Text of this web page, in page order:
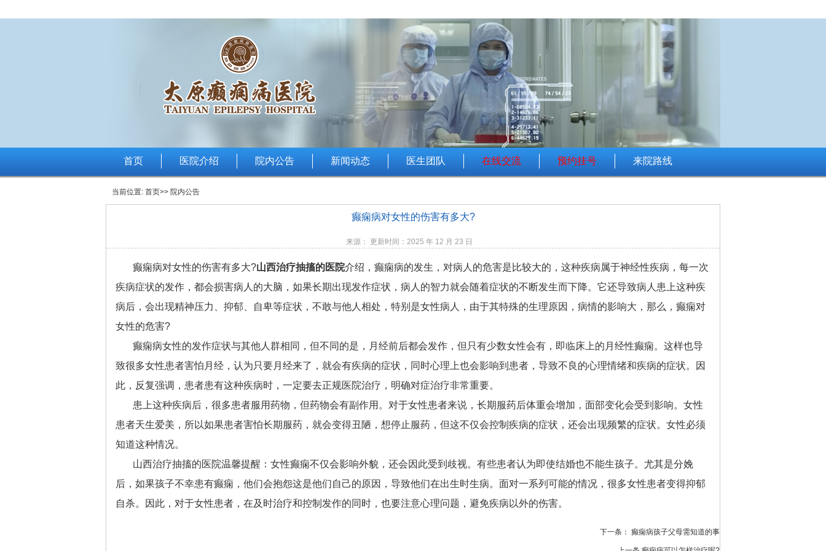
首页 医院介绍 院内公告 新闻动态 医生团队 在线交流 预约挂号 来院路线
当前位置: 首页>> 院内公告
癫痫病对女性的伤害有多大?
来源： 更新时间：2025 年 12 月 23 日
癫痫病对女性的伤害有多大?山西治疗抽搐的医院介绍，癫痫病的发生，对病人的危害是比较大的，这种疾病属于神经性疾病，每一次
疾病症状的发作，都会损害病人的大脑，如果长期出现发作症状，病人的智力就会随着症状的不断发生而下降。它还导致病人患上这种疾
病后，会出现精神压力、抑郁、自卑等症状，不敢与他人相处，特别是女性病人，由于其特殊的生理原因，病情的影响大，那么，癫痫对
女性的危害?
癫痫病女性的发作症状与其他人群相同，但不同的是，月经前后都会发作，但只有少数女性会有，即临床上的月经性癫痫。这样也导
致很多女性患者害怕月经，认为只要月经来了，就会有疾病的症状，同时心理上也会影响到患者，导致不良的心理情绪和疾病的症状。因
此，反复强调，患者患有这种疾病时，一定要去正规医院治疗，明确对症治疗非常重要。
患上这种疾病后，很多患者服用药物，但药物会有副作用。对于女性患者来说，长期服药后体重会增加，面部变化会受到影响。女性
患者天生爱美，所以如果患者害怕长期服药，就会变得丑陋，想停止服药，但这不仅会控制疾病的症状，还会出现频繁的症状。女性必须
知道这种情况。
山西治疗抽搐的医院温馨提醒：女性癫痫不仅会影响外貌，还会因此受到歧视。有些患者认为即使结婚也不能生孩子。尤其是分娩
后，如果孩子不幸患有癫痫，他们会抱怨这是他们自己的原因，导致他们在出生时生病。面对一系列可能的情况，很多女性患者变得抑郁
自杀。因此，对于女性患者，在及时治疗和控制发作的同时，也要注意心理问题，避免疾病以外的伤害。
下一条： 癫痫病孩子父母需知道的事